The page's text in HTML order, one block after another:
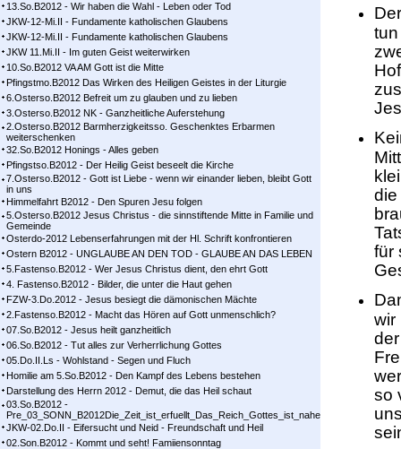
13.So.B2012 - Wir haben die Wahl - Leben oder Tod
JKW-12-Mi.II - Fundamente katholischen Glaubens
JKW-12-Mi.II - Fundamente katholischen Glaubens
JKW 11.Mi.II - Im guten Geist weiterwirken
10.So.B2012 VA AM Gott ist die Mitte
Pfingstmo.B2012 Das Wirken des Heiligen Geistes in der Liturgie
6.Osterso.B2012 Befreit um zu glauben und zu lieben
3.Osterso.B2012 NK - Ganzheitliche Auferstehung
2.Osterso.B2012 Barmherzigkeitsso. Geschenktes Erbarmen
weiterschenken
32.So.B2012 Honings - Alles geben
Pfingstso.B2012 - Der Heilig Geist beseelt die Kirche
7.Osterso.B2012 - Gott ist Liebe - wenn wir einander lieben, bleibt Gott
in uns
Himmelfahrt B2012 - Den Spuren Jesu folgen
5.Osterso.B2012 Jesus Christus - die sinnstiftende Mitte in Familie und
Gemeinde
Osterdo-2012 Lebenserfahrungen mit der Hl. Schrift konfrontieren
Ostern B2012 - UNGLAUBE AN DEN TOD - GLAUBE AN DAS LEBEN
5.Fastenso.B2012 - Wer Jesus Christus dient, den ehrt Gott
4. Fastenso.B2012 - Bilder, die unter die Haut gehen
FZW-3.Do.2012 - Jesus besiegt die dämonischen Mächte
2.Fastenso.B2012 - Macht das Hören auf Gott unmenschlich?
07.So.B2012 - Jesus heilt ganzheitlich
06.So.B2012 - Tut alles zur Verherrlichung Gottes
05.Do.II.Ls - Wohlstand - Segen und Fluch
Homilie am 5.So.B2012 - Den Kampf des Lebens bestehen
Darstellung des Herrn 2012 - Demut, die das Heil schaut
03.So.B2012 -
Pre_03_SONN_B2012Die_Zeit_ist_erfuellt_Das_Reich_Gottes_ist_nahe
JKW-02.Do.II - Eifersucht und Neid - Freundschaft und Heil
02.Son.B2012 - Kommt und seht! Famiiensonntag
die
für
wir
so